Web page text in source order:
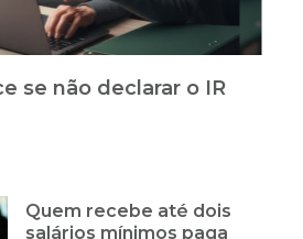
se não declarar o IR
Quem recebe até dois
salários mínimos paga